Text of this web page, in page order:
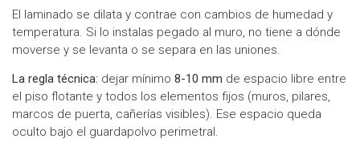
El laminado se dilata y contrae con cambios de humedad y
temperatura. Si lo instalas pegado al muro, no tiene a dónde
moverse y se levanta o se separa en las uniones.
La regla técnica: dejar mínimo 8-10 mm de espacio libre entre
el piso flotante y todos los elementos fijos (muros, pilares,
marcos de puerta, cañerías visibles). Ese espacio queda
oculto bajo el guardapolvo perimetral.